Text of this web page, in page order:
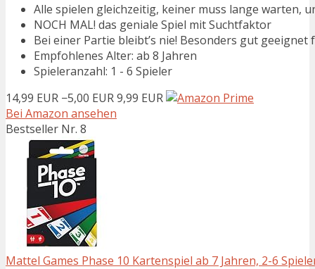
Alle spielen gleichzeitig, keiner muss lange warten,
NOCH MAL! das geniale Spiel mit Suchtfaktor
Bei einer Partie bleibt’s nie! Besonders gut geeignet
Empfohlenes Alter: ab 8 Jahren
Spieleranzahl: 1 - 6 Spieler
14,99 EUR −5,00 EUR9,99 EUR
Bei Amazon ansehen
Bestseller Nr. 8
Mattel Games Phase 10 Kartenspiel ab 7 Jahren, 2-6